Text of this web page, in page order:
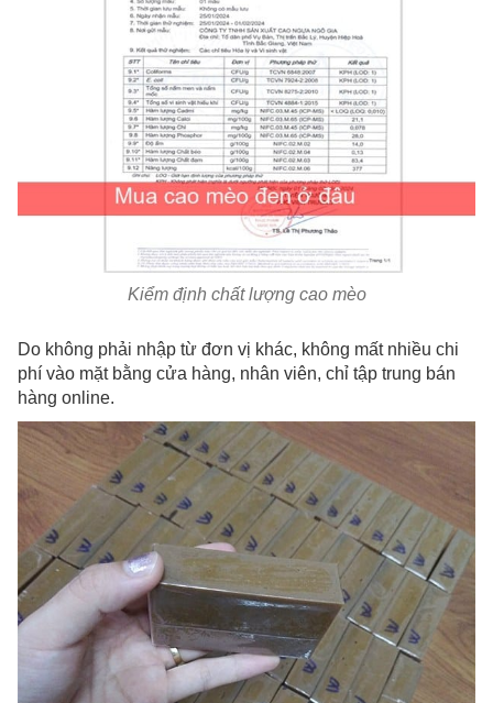
Kiểm định chất lượng cao mèo
Do không phải nhập từ đơn vị khác, không mất nhiều chi
phí vào mặt bằng cửa hàng, nhân viên, chỉ tập trung bán
hàng online.